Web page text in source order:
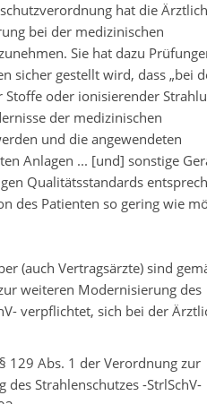
hat die
bei der medizinischen
Sie hat dazu
sicher gestellt wird, dass „bei
oder ionisierender
der medizinischen
und die angewendeten
Anlagen ... [und] sonstige
Qualitätsstandards
des Patienten so gering wie
(auch Vertragsärzte) sind
weiteren Modernisierung des
verpflichtet, sich bei der
§ 129 Abs. 1 der Verordnung zur
Strahlenschutzes -StrlSchV-